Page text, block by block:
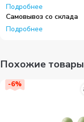
Подробнее
Самовывоз со склада
Подробнее
Похожие товары
-6%